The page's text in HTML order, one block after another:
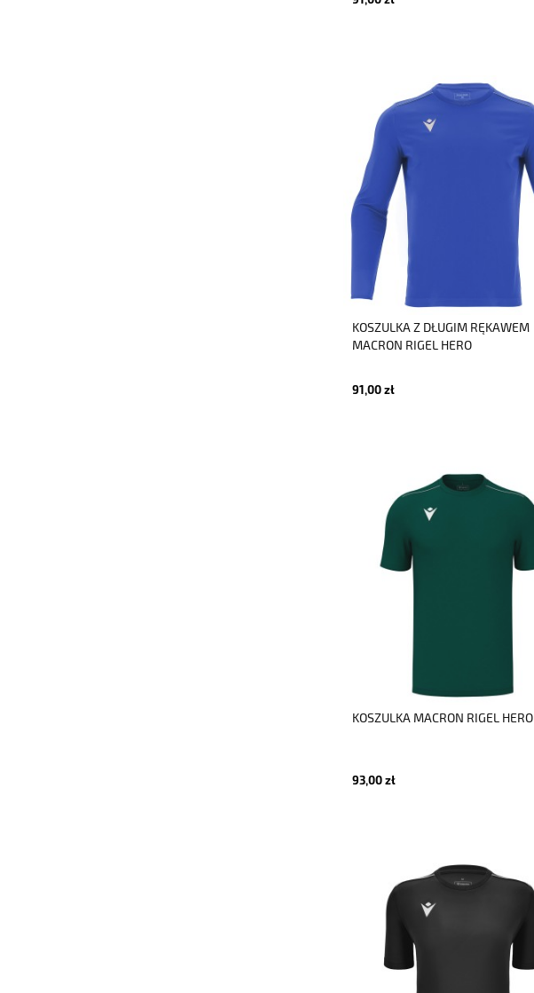
KOSZULKA Z DŁUGIM RĘKAWEM
MACRON RIGEL HERO
91,00 zł
KOSZULKA MACRON RIGEL HERO
93,00 zł